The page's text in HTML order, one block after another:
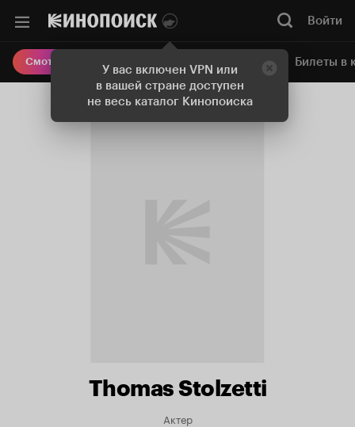
У вас включен VPN или
в вашей стране доступен
не весь каталог Кинопоиска
Войти
Смотреть кино Онлайн-кинотеатр Билеты в
Thomas Stolzetti
Актер